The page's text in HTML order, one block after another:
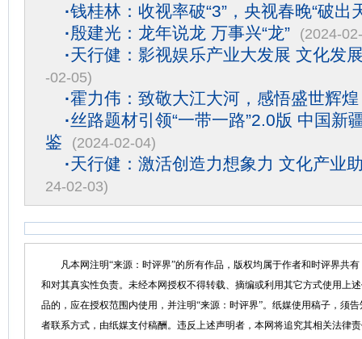
·钱桂林：收视率破“3”，央视春晚“破出
·殷建光：龙年说龙 万事兴“龙” (2024-
·天行健：影视娱乐产业大发展 文化发
-02-05)
·霍力伟：致敬大江大河，感悟盛世辉煌
·丝路题材引领“一带一路”2.0版 中国新
鉴
(2024-02-04)
·天行健：激活创造力想象力 文化产业
24-02-03)
凡本网注明“来源：时评界”的所有作品，版权均属于作者和时评界共有
和对其真实性负责。未经本网授权不得转载、摘编或利用其它方式使用上
品的，应在授权范围内使用，并注明“来源：时评界”。纸媒使用稿子，须
者联系方式，由纸媒支付稿酬。违反上述声明者，本网将追究其相关法律